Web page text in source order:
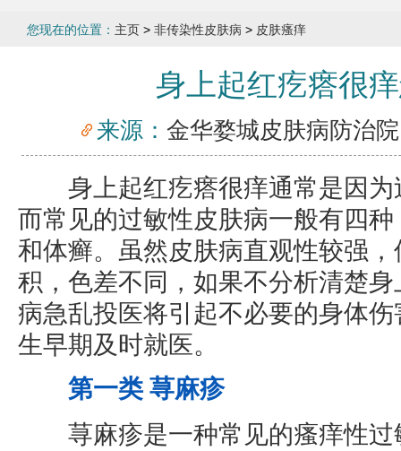
您现在的位置： 主页 > 非传染性皮肤病 > 皮肤瘙痒
身上起红疙瘩很
来源：金华婺城皮肤病防治院
身上起红疙瘩很痒通常是因为
而常见的过敏性皮肤病一般有四
和体癣。虽然皮肤病直观性较强
积，色差不同，如果不分析清楚
病急乱投医将引起不必要的身体
生早期及时就医。
第一类 荨麻疹
荨麻疹是一种常见的瘙痒性过